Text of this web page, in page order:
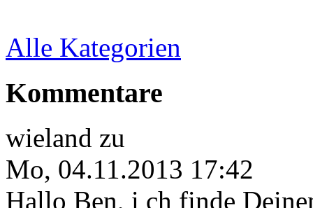
Alle Kategorien
Kommentare
wieland zu
Mo, 04.11.2013 17:42
Hallo Ben, i ch finde